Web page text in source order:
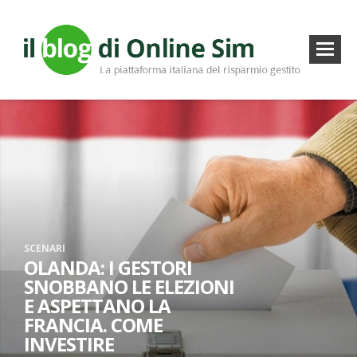
SCENARI
OLANDA: I GESTORI
SNOBBANO LE ELEZIONI
E ASPETTANO LA
FRANCIA. COME
INVESTIRE